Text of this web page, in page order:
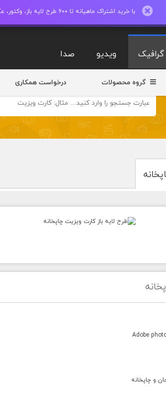
با خرید اشتراک ماهیانه تا 600 طرح لایه باز، وکتور، عکس، فایل های ویدیو وصدا دانلود کنید.
گرافیک ویدیو صدا
گروه محصولات درخواست همکاری
و چاپخانه